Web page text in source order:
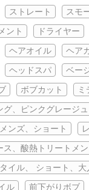
ストレート スモ
ント
ドライヤー
ヘアオイル ヘア
ヘッドスパ ベー
ボブカット
ミ
グ、ピンクグレージ
メンズ、ショート
ス、酸熱トリートメ
イル、 ショート、大
ル
前下がりボブ